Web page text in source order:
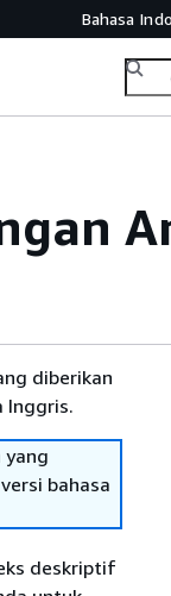
Bahasa
diberikan
Inggris.
yang
bahasa
deskriptif